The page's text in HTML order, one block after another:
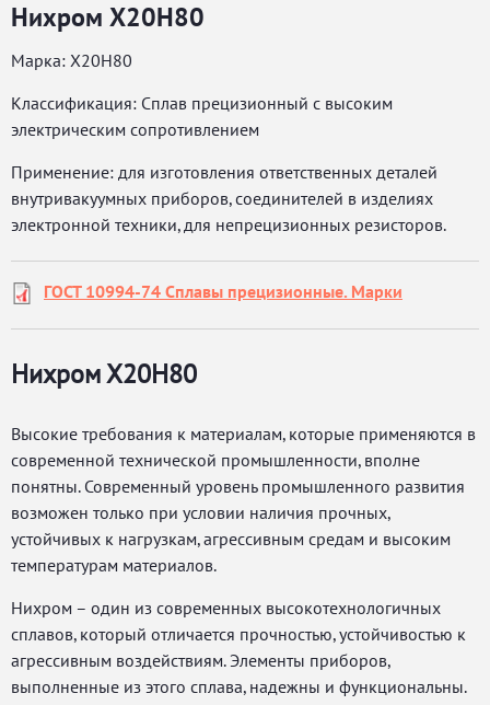
Нихром Х20Н80
Марка: Х20Н80
Классификация: Сплав прецизионный с высоким
электрическим сопротивлением
Применение: для изготовления ответственных деталей
внутривакуумных приборов, соединителей в изделиях
электронной техники, для непрецизионных резисторов.
ГОСТ 10994-74 Сплавы прецизионные. Марки
Нихром Х20Н80
Высокие требования к материалам, которые применяются в
современной технической промышленности, вполне
понятны. Современный уровень промышленного развития
возможен только при условии наличия прочных,
устойчивых к нагрузкам, агрессивным средам и высоким
температурам материалов.
Нихром – один из современных высокотехнологичных
сплавов, который отличается прочностью, устойчивостью к
агрессивным воздействиям. Элементы приборов,
выполненные из этого сплава, надежны и функциональны.